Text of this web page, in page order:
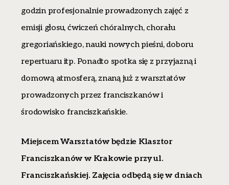
godzin profesjonalnie prowadzonych zajęć z
emisji głosu, ćwiczeń chóralnych, chorału
gregoriańskiego, nauki nowych pieśni, doboru
repertuaru itp. Ponadto spotka się z przyjazną i
domową atmosferą, znaną już z warsztatów
prowadzonych przez franciszkanów i
środowisko franciszkańskie.
Miejscem Warsztatów będzie Klasztor
Franciszkanów w Krakowie przy ul.
Franciszkańskiej. Zajęcia odbędą się w dniach